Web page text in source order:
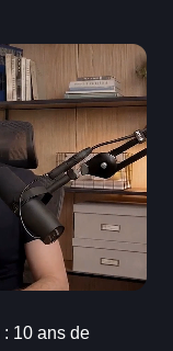
: 10 ans de